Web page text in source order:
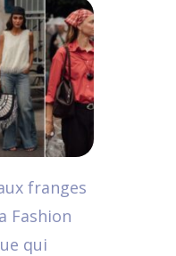
franges
Fashion
qui